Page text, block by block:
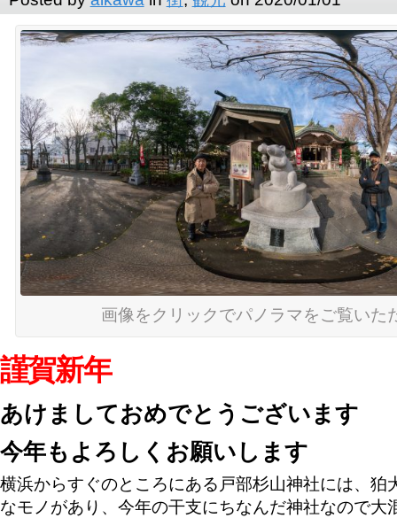
画像をクリックでパノラマをご覧いた
謹賀新年
あけましておめでとうございます
今年もよろしくお願いします
横浜からすぐのところにある戸部杉山神社には、狛
なモノがあり、今年の干支にちなんだ神社なので大